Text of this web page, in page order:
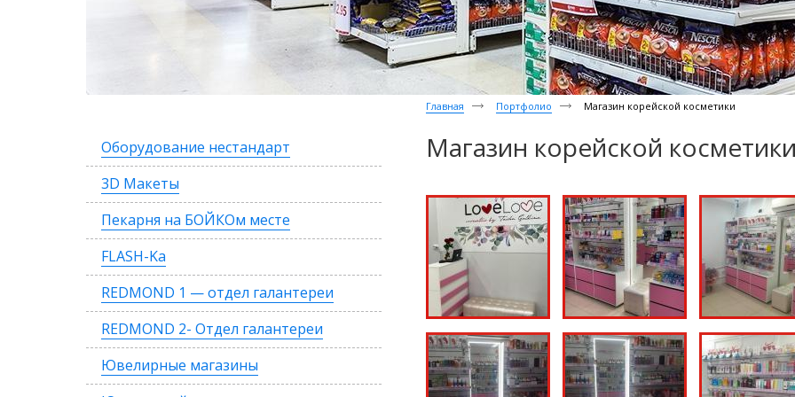
Оборудование нестандарт
3D Макеты
Пекарня на БОЙКОм месте
FLASH-Ka
REDMOND 1 — отдел галантереи
REDMOND 2- Отдел галантереи
Ювелирные магазины
Главная Портфолио Магазин корейской косметики
Магазин корейской